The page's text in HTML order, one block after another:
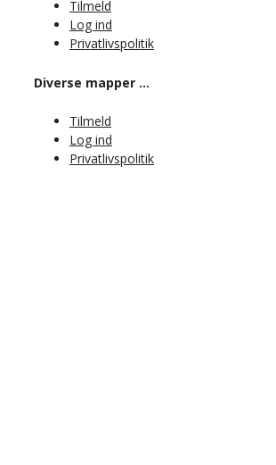
Tilmeld
Log ind
Privatlivspolitik
Diverse mapper …
Tilmeld
Log ind
Privatlivspolitik